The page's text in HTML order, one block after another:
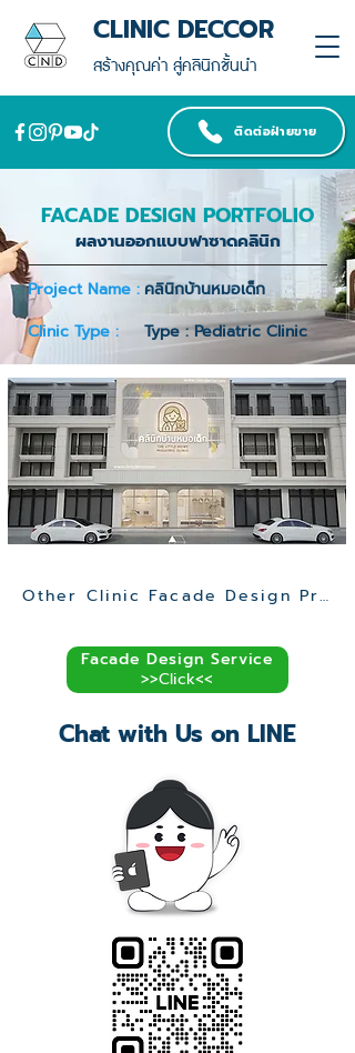
สร้างคุณค่า สู่คลินิกชั้นนำ
CLINIC DECCOR
ติดต่อฝ่ายขาย
FACADE DESIGN PORTFOLIO
ผลงานออกแบบฟาซาดคลินิก
Project Name : คลินิกบ้านหมอเด็ก
Clinic Type :
Type : Pediatric Clinic
Other Clinic Facade Design Projects >>
Facade Design Service
>>Click<<
Chat with Us on LINE